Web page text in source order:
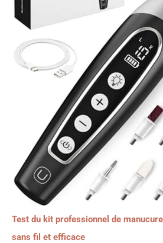
Test du kit professionnel de
sans fil et efficace